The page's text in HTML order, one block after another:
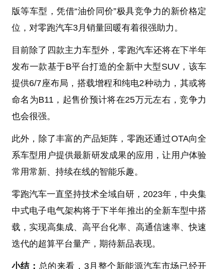
版等车型，凭借“油价同价”极具竞争力的新价格定
位，对零跑汽车3月销量回暖有着很强助力。
目前除了四款主力车型外，零跑汽车还将在下半年
发布一款基于B平台打造的全新中大型SUV，该车
提供6/7座布局，搭载增程和纯电2种动力，其或将
命名为B11，起售价预计将在25万元左右，竞争力
也会很强。
此外，除了丰富的产品矩阵，零跑还通过OTA向全
系车型用户提供最新研发成果的应用，让用户体验
常用常新、持续在线的智能乐趣。
零跑汽车一直坚持技术全域自研，2023年，中央集
中式电子电气架构将于下半年推出的全新车型中搭
载，实现高集成、高平台化率、高通信速率、快速
迭代的超算平台量产，期待新品表现。
小结： 总的来看，3月整个新能源汽车市场已经开